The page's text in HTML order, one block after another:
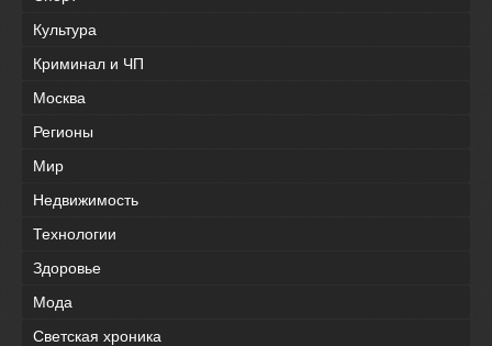
Культура
Криминал и ЧП
Москва
Регионы
Мир
Недвижимость
Технологии
Здоровье
Мода
Светская хроника